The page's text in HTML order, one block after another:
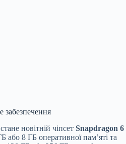
забезпечення
новітній чіпсет Snapdragon 6
або 8 ГБ оперативної пам’яті та